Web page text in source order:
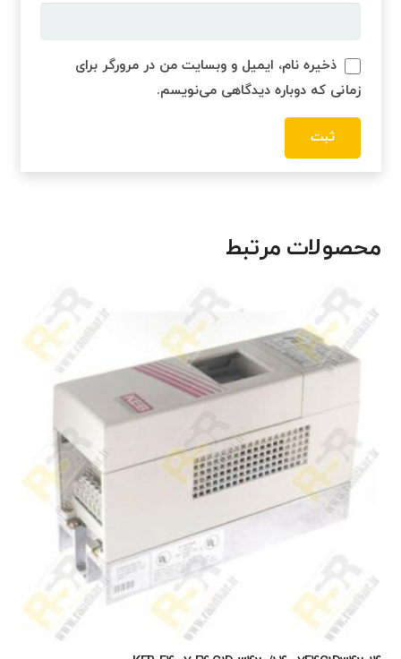
ذخیره نام، ایمیل و وبسایت من در مرورگر برای
زمانی که دوباره دیدگاهی می‌نویسم.
محصولات مرتبط